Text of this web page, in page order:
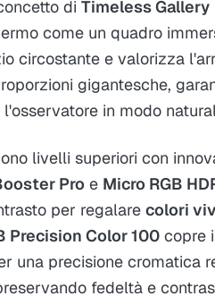
di Timeless Gallery
come un quadro
circostante e valorizza
gigantesche,
in modo
livelli superiori con
Pro e Micro RGB
per regalare colori
Precision Color 100 copre
una precisione cromatica
fedeltà e